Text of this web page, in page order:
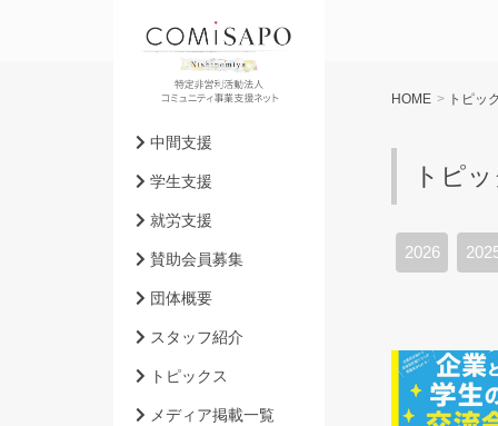
HOME > トピッ
トピ
2026
中間支援
学生支援
就労支援
賛助会員募集
団体概要
スタッフ紹介
トピックス
メディア掲載一覧